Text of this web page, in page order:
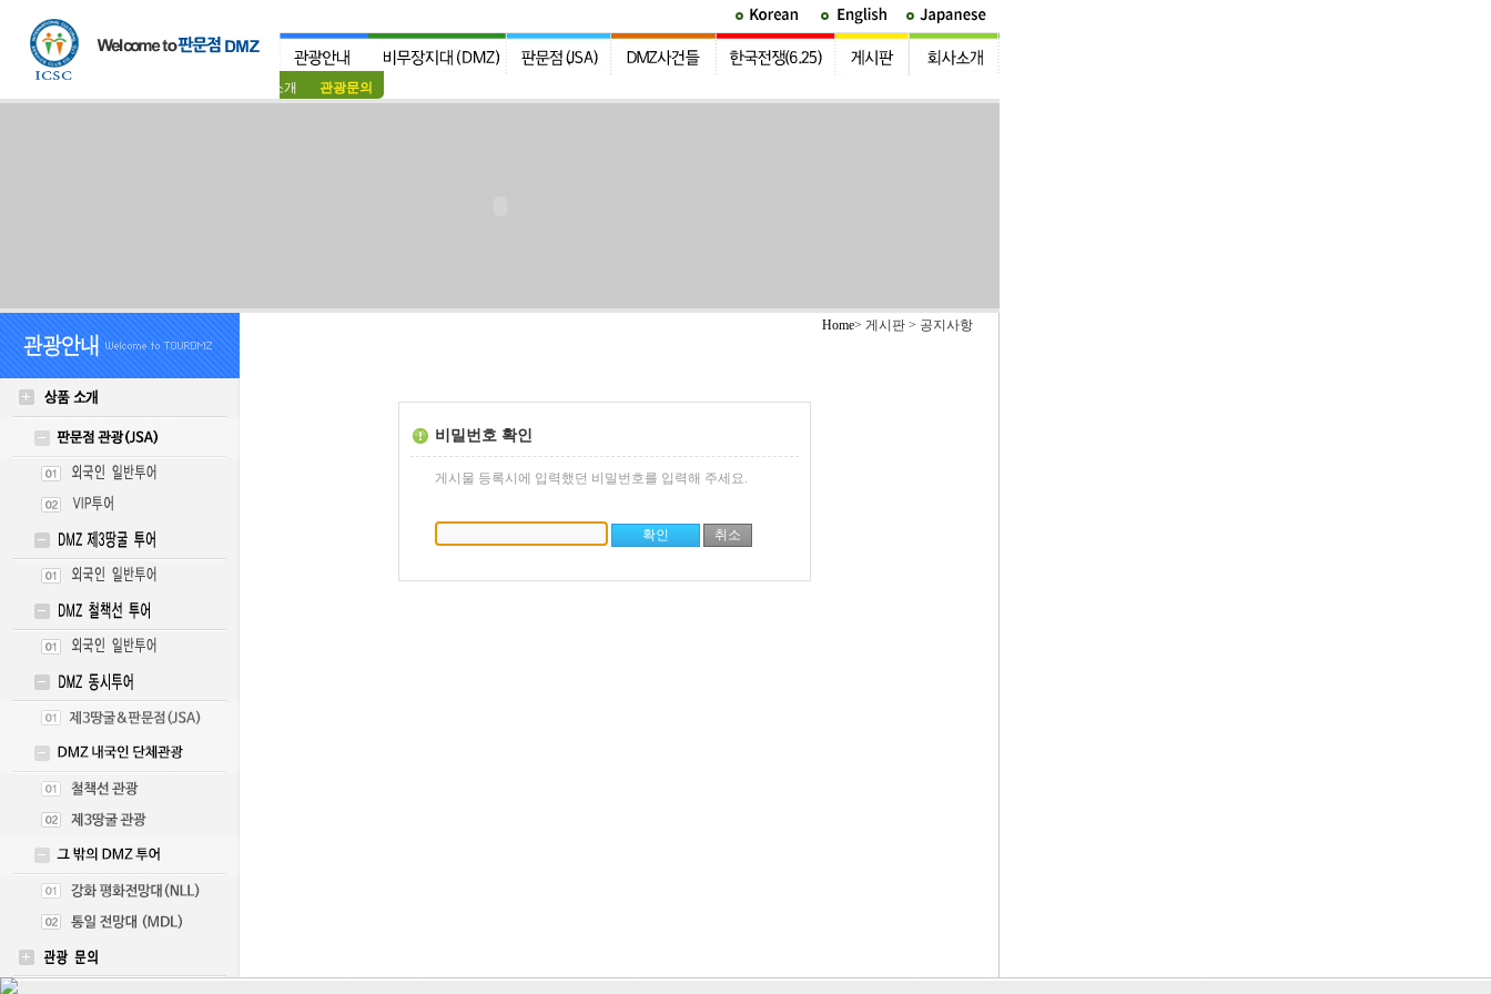
상품소개 관광문의
Home> 게시판 > 공지사항
비밀번호 확인
게시물 등록시에 입력했던 비밀번호를 입력해 주세요.